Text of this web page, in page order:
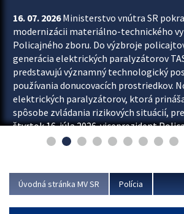
16. 07. 2026Ministerstvo vnútra SR
modernizácii materiálno-technického
Policajného zboru. Do výzbroje
generácia elektrických paralyzátorov
predstavujú významný technologický
používania donucovacích prostriedkov.
elektrických paralyzátorov, ktorá
spôsobe zvládania rizikových situácií,
štvrtok 16. júla 2026 viceprezident
Rastislav Polakovič a riaditeľ odboru
Úvodná stránka MV SR Polícia